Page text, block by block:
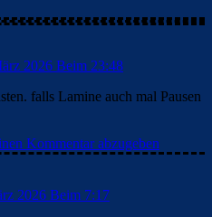
2026 Beim 23:48
falls Lamine auch mal Pausen
Kommentar abzugeben
2026 Beim 7:17